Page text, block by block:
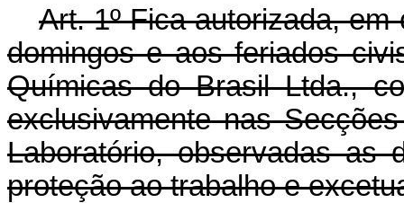
Art. 1º Fica autorizada,
domingos e aos feriados
Químicas do Brasil Ltda.,
exclusivamente nas
Laboratório, observadas as
proteção ao trabalho e